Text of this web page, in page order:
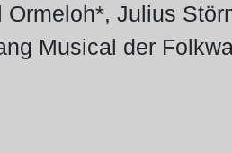
Julius
Musical der